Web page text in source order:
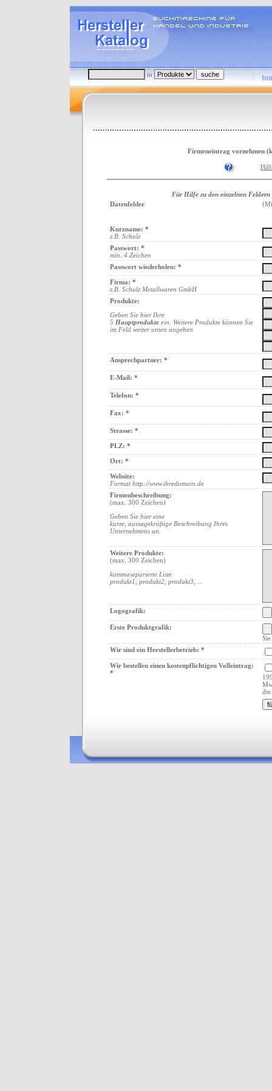
in
Firmeneintrag vornehmen
Für Hilfe zu den einzelnen
Datenfelder
Kurzname: *
z.B. Schulz
Passwort: *
min. 4 Zeichen
Passwort wiederholen: *
Firma: *
z.B. Schulz Metallwaren GmbH
Produkte:
Geben Sie hier Ihre
5 Hauptprodukte ein. Weitere Produkte können Sie
im Feld weiter unten angeben
Ansprechpartner: *
E-Mail: *
Telefon: *
Fax: *
Strasse: *
PLZ: *
Ort: *
Website:
Format http://www.ihredomain.de
Firmenbeschreibung:
(max. 300 Zeichen)
Geben Sie hier eine
kurze, aussagekräftige Beschreibung Ihres
Unternehmens an.
Weitere Produkte:
(max. 300 Zeichen)
kommaseparierte Liste
produkt1, produkt2, produkt3, ...
Logografik:
Erste Produktgrafik:
Wir sind ein Herstellerbetrieb: *
Wir bestellen einen kostenpflichtigen Volleintrag:
*
die